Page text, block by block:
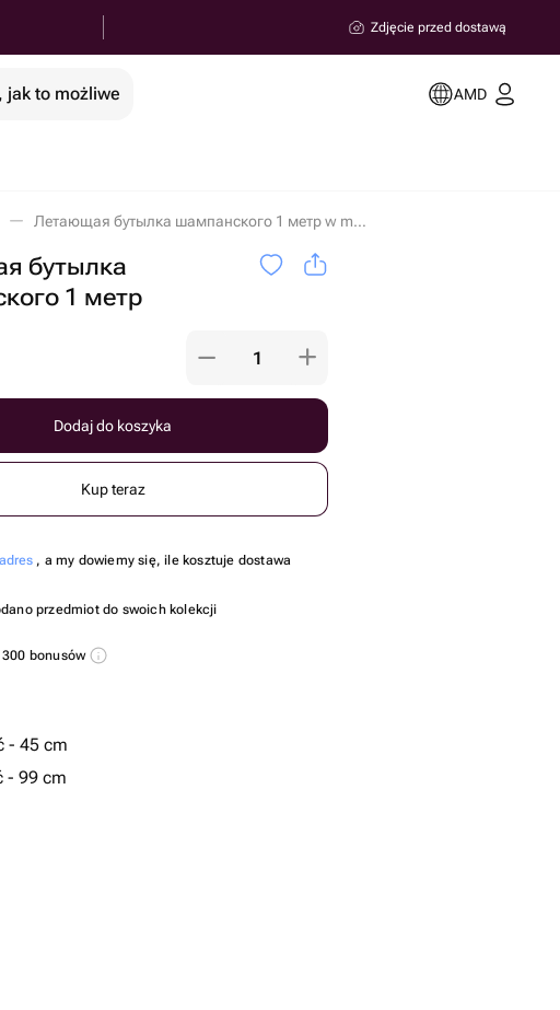
Zdjęcie przed dostawą
jak to możliwe AMD
Летающая бутылка шампанского 1 метр w miejscowości Erywań
бутылка
1 метр
Dodaj do koszyka
Kup teraz
, a my dowiemy się, ile kosztuje dostawa
przedmiot do swoich kolekcji
bonusów
- 45 cm
- 99 cm